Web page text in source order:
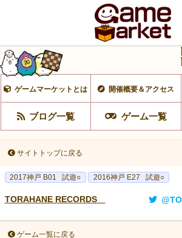
ゲームマーケットとは 開催概要＆アクセス
ブログ一覧 ゲーム一覧
サイトトップに戻る
2017神戸 B01 試遊○ 2016神戸 E27 試遊○
TORAHANE RECORDS
ゲーム一覧に戻る